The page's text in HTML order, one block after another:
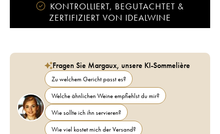
KONTROLLIERT, BEGUTACHTET &
ZERTIFIZIERT VON IDEALWINE
Fragen Sie Margaux, unsere KI-Sommelière
Zu welchem Gericht passt es?
Welche ähnlichen Weine empfiehlst du mir?
Wie sollte ich ihn servieren?
Wie viel kostet mich der Versand?